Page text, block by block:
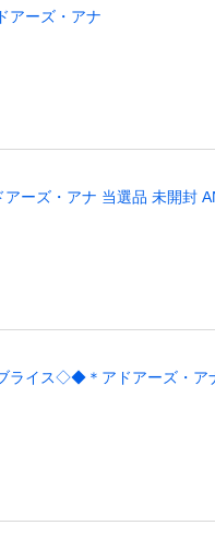
アーズ・アナ
ーズ・アナ 当選品 未開封
ライス◇◆＊アドアーズ・